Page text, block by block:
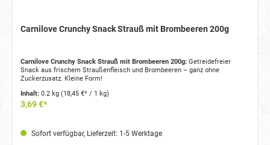
Carnilove Crunchy Snack Strauß mit Brombeeren 200g
Carnilove Crunchy Snack Strauß mit Brombeeren 200g: Getreidefreier
Snack aus frischem Straußenfleisch und Brombeeren – ganz ohne
Zuckerzusatz. Kleine Form!
Inhalt: 0.2 kg (18,45 €* / 1 kg)
3,69 €*
Sofort verfügbar, Lieferzeit: 1-5 Werktage